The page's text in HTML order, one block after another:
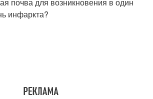
почва для возникновения в один
инфаркта?